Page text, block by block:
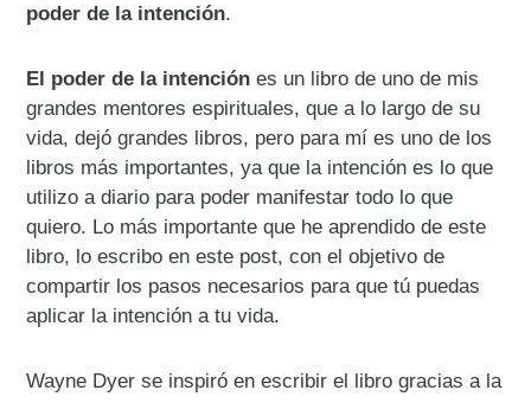
poder de la intención.
El poder de la intención es un libro de uno de mis
grandes mentores espirituales, que a lo largo de su
vida, dejó grandes libros, pero para mí es uno de los
libros más importantes, ya que la intención es lo que
utilizo a diario para poder manifestar todo lo que
quiero. Lo más importante que he aprendido de este
libro, lo escribo en este post, con el objetivo de
compartir los pasos necesarios para que tú puedas
aplicar la intención a tu vida.
Wayne Dyer se inspiró en escribir el libro gracias a la